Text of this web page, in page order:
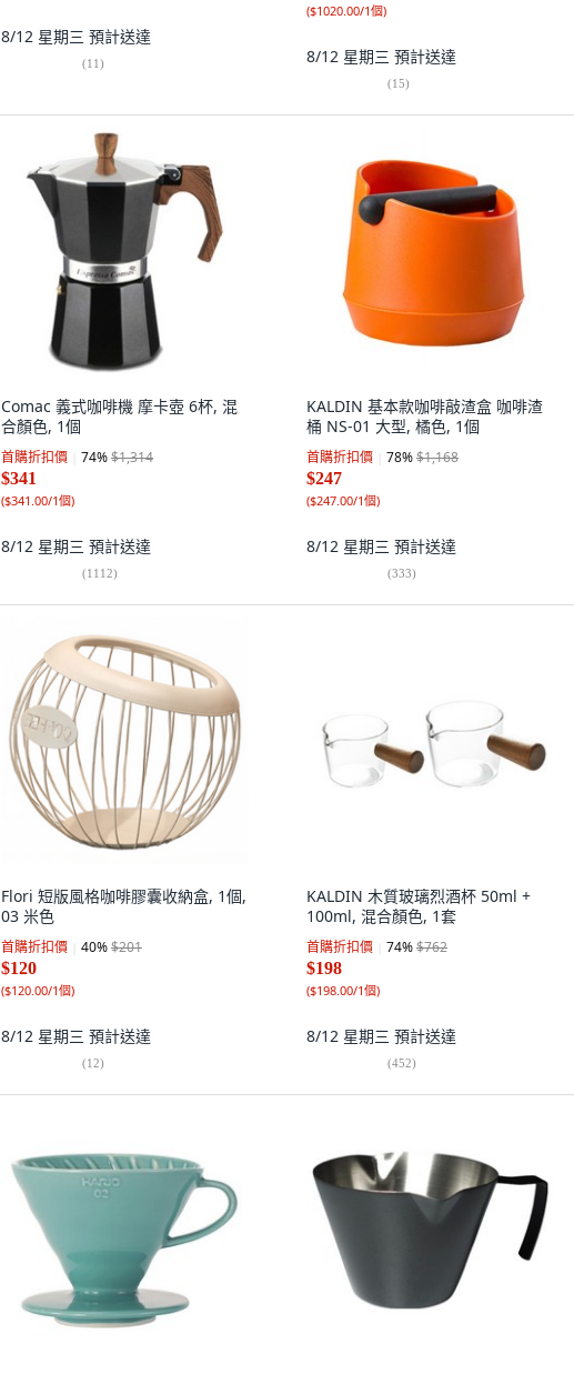
8/12 星期三 預計送達
(11)
($1020.00/1個)
8/12 星期三 預計送達
(15)
Comac 義式咖啡機 摩卡壺 6杯, 混
合顏色, 1個
首購折扣價 74%$1,314
$341
($341.00/1個)
8/12 星期三 預計送達
(1112)
KALDIN 基本款咖啡敲渣盒 咖啡渣
桶 NS-01 大型, 橘色, 1個
首購折扣價 78%$1,168
$247
($247.00/1個)
8/12 星期三 預計送達
(333)
Flori 短版風格咖啡膠囊收納盒, 1個,
03 米色
首購折扣價 40%$201
$120
($120.00/1個)
8/12 星期三 預計送達
(12)
KALDIN 木質玻璃烈酒杯 50ml +
100ml, 混合顏色, 1套
首購折扣價 74%$762
$198
($198.00/1個)
8/12 星期三 預計送達
(452)